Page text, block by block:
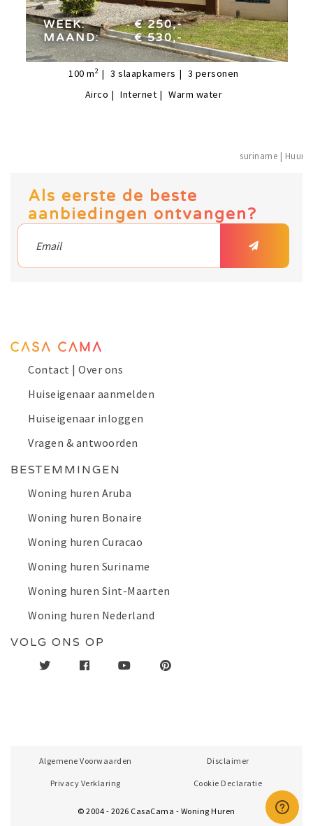
maand:€ 530,-
WEEK:
€ 250,-
MAAND:
€ 530,-
100 m2 3 slaapkamers 3 personen
Airco
Internet Warm water
suriname |
Als eerste de beste
aanbiedingen ontvangen?
Contact | Over ons
Huiseigenaar aanmelden
Huiseigenaar inloggen
Vragen & antwoorden
BESTEMMINGEN
Woning huren Aruba
Woning huren Bonaire
Woning huren Curacao
Woning huren Suriname
Woning huren Sint-Maarten
Woning huren Nederland
VOLG ONS OP
Algemene Voorwaarden Disclaimer
Privacy Verklaring Cookie Declaratie
© 2004 - 2026 CasaCama - Woning Huren